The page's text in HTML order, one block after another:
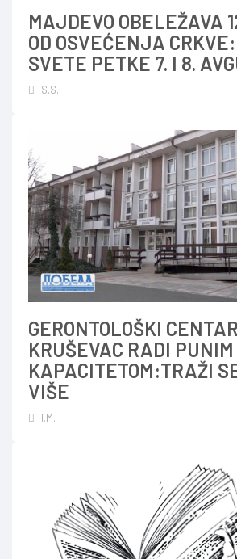
MAJDEVO OBELEŽAVA
OD OSVEĆENJA
SVETE PETKE 7. I 8.
S.S.
GERONTOLOŠKI CENTAR
KRUŠEVAC RADI PUNIM
KAPACITETOM:TRAŽI
VIŠE
I.M.